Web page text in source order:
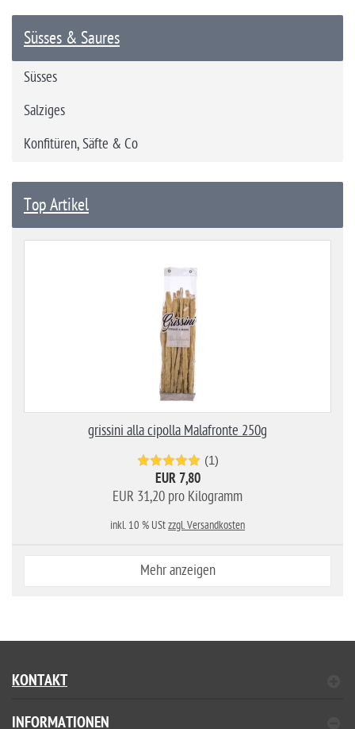
Süsses & Saures
Süsses
Salziges
Konfitüren, Säfte & Co
Top Artikel
grissini alla cipolla Malafronte 250g
(1)
EUR 7,80
EUR 31,20 pro Kilogramm
inkl. 10 % UStzzgl. Versandkosten
Mehr anzeigen
KONTAKT
INFORMATIONEN